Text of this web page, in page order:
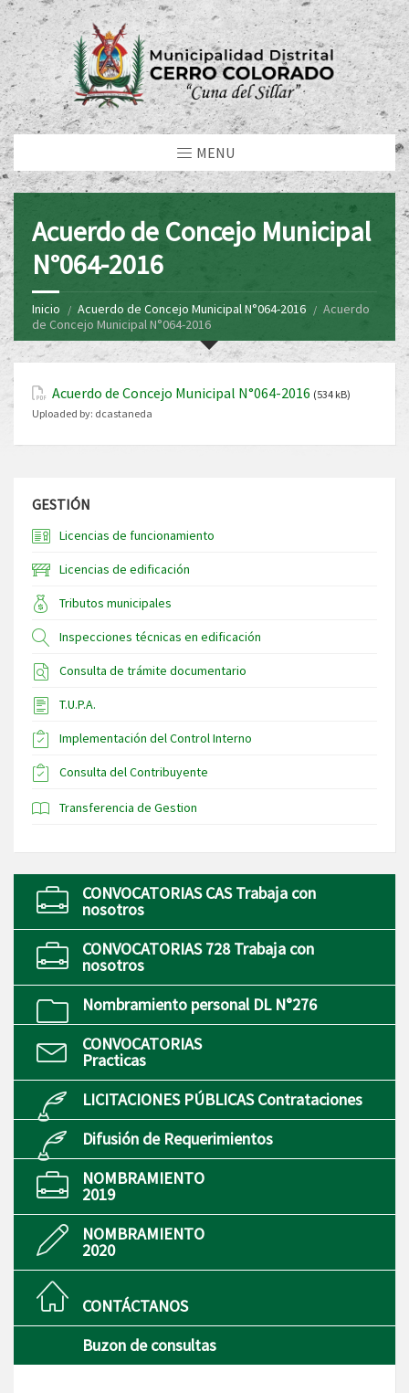
MENU
Acuerdo de Concejo Municipal
N°064-2016
Inicio Acuerdo de Concejo Municipal N°064-2016
Acuerdo
de Concejo Municipal N°064-2016
Acuerdo de Concejo Municipal N°064-2016 (534 kB)
Uploaded by: dcastaneda
GESTIÓN
Licencias de funcionamiento
Licencias de edificación
Tributos municipales
Inspecciones técnicas en edificación
Consulta de trámite documentario
T.U.P.A.
Implementación del Control Interno
Consulta del Contribuyente
Transferencia de Gestion
CONVOCATORIAS CAS Trabaja con
nosotros
CONVOCATORIAS 728 Trabaja con
nosotros
Nombramiento personal DL N°276
CONVOCATORIAS
Practicas
LICITACIONES PÚBLICAS Contrataciones
Difusión de Requerimientos
NOMBRAMIENTO
2019
NOMBRAMIENTO
2020
CONTÁCTANOS
Buzon de consultas